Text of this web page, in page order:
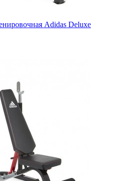
Adidas Deluxe